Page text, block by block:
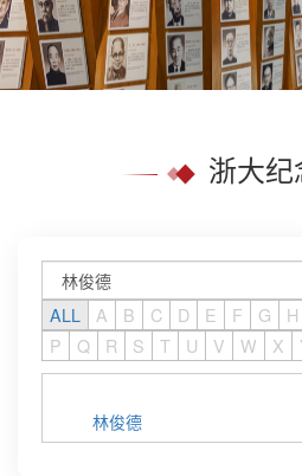
浙大纪
ALL A B C D E F G H
P
Q R S T U V W X
林俊德